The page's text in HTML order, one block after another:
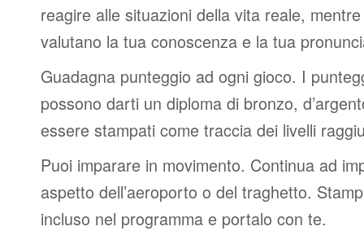
reagire alle situazioni della vita reale,
valutano la tua conoscenza e la tua
Guadagna punteggio ad ogni gioco. I
possono darti un diploma di bronzo,
essere stampati come traccia dei livelli
Puoi imparare in movimento. Continua ad
aspetto dell’aeroporto o del traghetto.
incluso nel programma e portalo con te.